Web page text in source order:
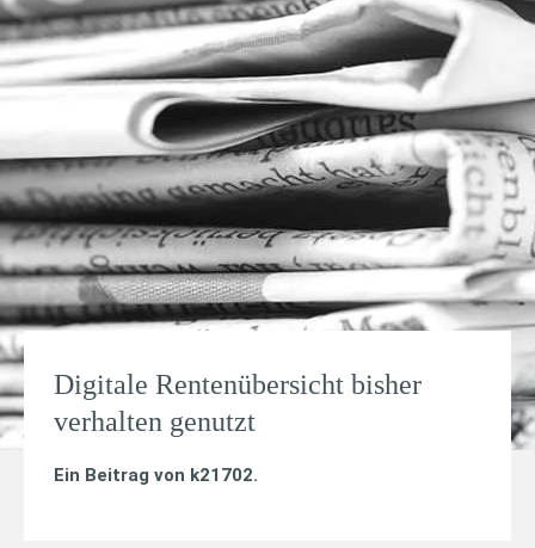
Digitale Rentenübersicht bisher
verhalten genutzt
Ein Beitrag von k21702.